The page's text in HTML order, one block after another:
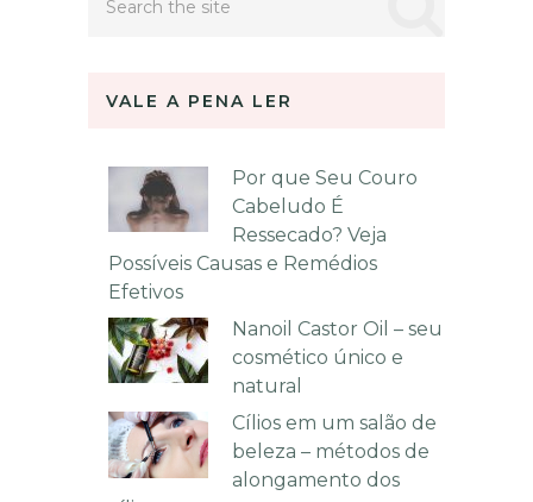
VALE A PENA LER
Por que Seu Couro
Cabeludo É
Ressecado? Veja
Possíveis Causas e Remédios
Efetivos
Nanoil Castor Oil – seu
cosmético único e
natural
Cílios em um salão de
beleza – métodos de
alongamento dos